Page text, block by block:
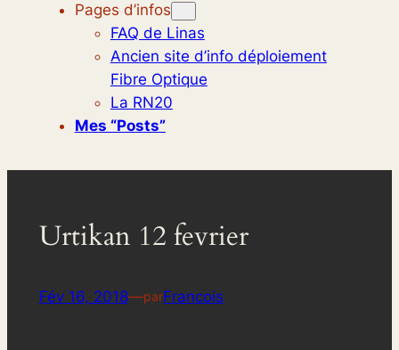
Pages d’infos
FAQ de Linas
Ancien site d’info déploiement
Fibre Optique
La RN20
Mes “posts”
Urtikan 12 fevrier
Fév 16, 2018—parFrancois